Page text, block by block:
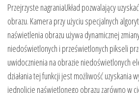
Przejrzyste nagraniaUkład pozwalający
obrazu. Kamera przy użyciu specjalnych
naświetlenia obrazu używa dynamicznej
niedoświetlonych i prześwietlonych pikseli
uwidocznienia na obrazie niedoświetlonych
działania tej funkcji jest możliwość uzyskania
jednolicie naświetlonego obrazu zarówno w